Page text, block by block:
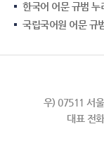
한국어 어문 규범 누
국립국어원 어문 규
우) 07511 서
대표 전